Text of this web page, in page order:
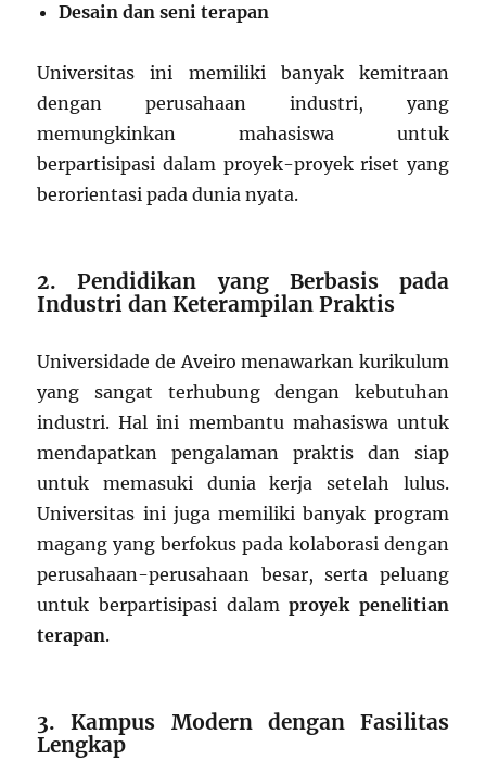
Desain dan seni terapan
Universitas ini memiliki banyak kemitraan
dengan perusahaan industri, yang
memungkinkan mahasiswa untuk
berpartisipasi dalam proyek-proyek riset yang
berorientasi pada dunia nyata.
2. Pendidikan yang Berbasis pada
Industri dan Keterampilan Praktis
Universidade de Aveiro menawarkan kurikulum
yang sangat terhubung dengan kebutuhan
industri. Hal ini membantu mahasiswa untuk
mendapatkan pengalaman praktis dan siap
untuk memasuki dunia kerja setelah lulus.
Universitas ini juga memiliki banyak program
magang yang berfokus pada kolaborasi dengan
perusahaan-perusahaan besar, serta peluang
untuk berpartisipasi dalamproyek penelitian
terapan.
3. Kampus Modern dengan Fasilitas
Lengkap